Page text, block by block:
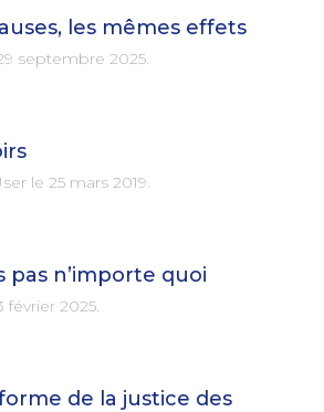
les mêmes effets
septembre 2025.
le 25 mars 2019.
pas n’importe quoi
février 2025.
de la justice des